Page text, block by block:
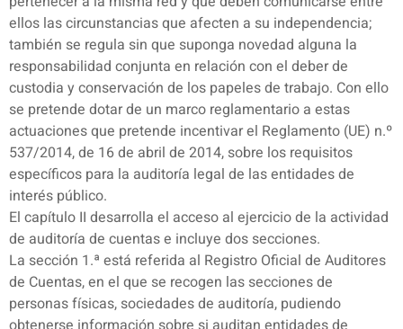
ellos las circunstancias que afecten a su independencia;
también se regula sin que suponga novedad alguna la
responsabilidad conjunta en relación con el deber de
custodia y conservación de los papeles de trabajo. Con ello
se pretende dotar de un marco reglamentario a estas
actuaciones que pretende incentivar el Reglamento (UE) n.º
537/2014, de 16 de abril de 2014, sobre los requisitos
específicos para la auditoría legal de las entidades de
interés público.
El capítulo II desarrolla el acceso al ejercicio de la actividad
de auditoría de cuentas e incluye dos secciones.
La sección 1.ª está referida al Registro Oficial de Auditores
de Cuentas, en el que se recogen las secciones de
personas físicas, sociedades de auditoría, pudiendo